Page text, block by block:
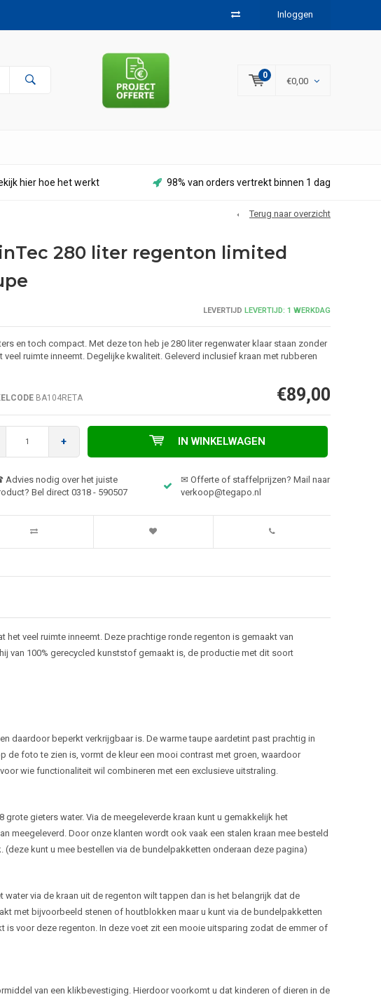
Inloggen
0
€0,00
hier hoe het werkt 98% van orders vertrekt binnen 1 dag
Terug naar overzicht
Afbeelding vergroten
280 liter regenton limited
LEVERTIJD LEVERTIJD: 1 WERKDAG
en toch compact. Met deze ton heb je 280 liter regenwater klaar staan zonder
veel ruimte inneemt. Degelijke kwaliteit. Geleverd inclusief kraan met rubberen
BA104RETA €89,00
+ IN WINKELWAGEN
nodig over het juiste
Bel direct 0318 - 590507
✉ Offerte of staffelprijzen? Mail naar
verkoop@tegapo.nl
veel ruimte inneemt. Deze prachtige ronde regenton is gemaakt van
van 100% gerecycled kunststof gemaakt is, de productie met dit soort
daardoor beperkt verkrijgbaar is. De warme taupe aardetint past prachtig in
de foto te zien is, vormt de kleur een mooi contrast met groen, waardoor
wie functionaliteit wil combineren met een exclusieve uitstraling.
gieters water. Via de meegeleverde kraan kunt u gemakkelijk het
meegeleverd. Door onze klanten wordt ook vaak een stalen kraan mee besteld
kunt u mee bestellen via de bundelpakketten onderaan deze pagina)
via de kraan uit de regenton wilt tappen dan is het belangrijk dat de
met bijvoorbeeld stenen of houtblokken maar u kunt via de bundelpakketten
voor deze regenton. In deze voet zit een mooie uitsparing zodat de emmer of
van een klikbevestiging. Hierdoor voorkomt u dat kinderen of dieren in de